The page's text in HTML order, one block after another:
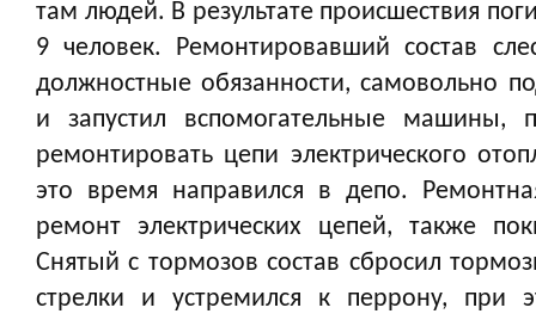
там людей. В результате происшествия
9 человек. Ремонтировавший состав
должностные обязанности, самовольно
и запустил вспомогательные машины,
ремонтировать цепи электрического
это время направился в депо.
ремонт электрических цепей, также
Снятый с тормозов состав сбросил
стрелки и устремился к перрону, при